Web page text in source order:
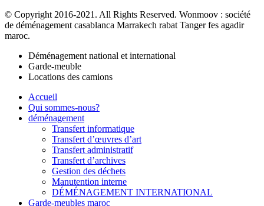
© Copyright 2016-2021. All Rights Reserved. Wonmoov : société
de déménagement casablanca Marrakech rabat Tanger fes agadir
maroc.
Déménagement national et international
Garde-meuble
Locations des camions
Accueil
Qui sommes-nous?
déménagement
Transfert informatique
Transfert d’œuvres d’art
Transfert administratif
Transfert d’archives
Gestion des déchets
Manutention interne
DÉMÉNAGEMENT INTERNATIONAL
Garde-meubles maroc